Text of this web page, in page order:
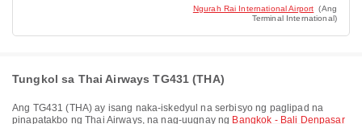
Ngurah Rai International Airport (Ang
Terminal International)
Tungkol sa Thai Airways TG431 (THA)
Ang TG431 (THA) ay isang naka-iskedyul na serbisyo ng paglipad na
pinapatakbo ngThai Airways, na nag-uugnay ng Bangkok - Bali Denpasar